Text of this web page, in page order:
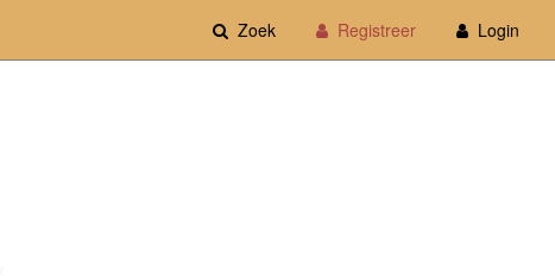
Zoek Registreer Login